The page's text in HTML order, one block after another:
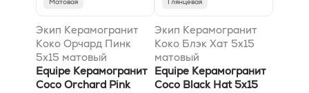
Экип Керамогранит
Коко Орчард Пинк
5x15 матовый
Equipe Керамогранит
Coco Orchard Pink
Экип Керамогранит
Коко Блэк Хат 5x15
матовый
Equipe Керамогранит
Coco Black Hat 5x15